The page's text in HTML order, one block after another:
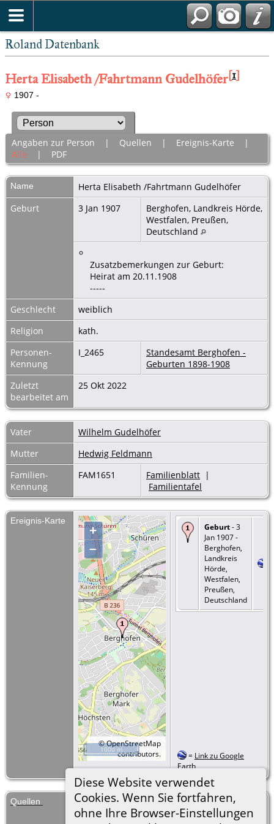
Roland Datenbank
Diese Website verwendet
Cookies. Wenn Sie fortfahren,
ohne Ihre Browser-Einstellungen
Herta Elisabeth /Fahrtmann Gudelhöfer[1]
1907 -
Angaben zur Person | Quellen | Ereignis-Karte |
Alle | PDF
Name Herta Elisabeth /Fahrtmann Gudelhöfer
Geburt
3 Jan 1907
Berghofen, Landkreis Hörde,
Westfalen, Preußen,
Deutschland
Zusatzbemerkungen zur Geburt:
Heirat am 20.11.1908
-----
Geschlecht
weiblich
Religion
kath.
Personen-
Kennung
I_2465
Standesamt Berghofen -
Geburten 1898-1908
Zuletzt
bearbeitet am
25 Okt 2022
Vater
Wilhelm Gudelhöfer
Mutter
Hedwig Feldmann
Familien-
Kennung
FAM1651 Familienblatt |
Familientafel
Ereignis-Karte
+
–
©OpenStreetMap
contributors.
1000 m
Geburt- 3
Jan 1907 -
Berghofen,
Landkreis
Hörde,
Westfalen,
Preußen,
Deutschland
= Link zu Google
Earth
Quellen [S1] Geburtenregister Berghofen, (1898-
1908), 3 Jan 1907, 1907 / 11